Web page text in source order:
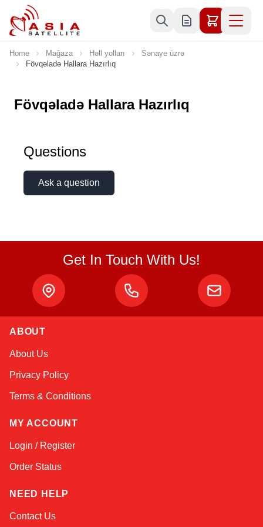
Skip to Content
Home Mağaza Həll yolları
Sənaye üzrə
Fövqəladə Hallara Hazırlıq
Fövqəladə Hallara Hazırlıq
Questions
Ask a question
Get In Touch With Us!
ABOUT
About Us
Privacy Policy
Terms & Conditions
MY ACCOUNT
Login / Register
Order Status
NEED HELP
Contact Us